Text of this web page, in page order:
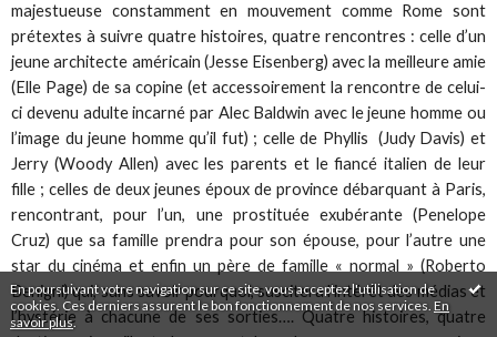
En poursuivant votre navigation sur ce site, vous acceptez l'utilisation de
cookies. Ces derniers assurent le bon fonctionnement de nos services. En
savoir plus.
majestueuse constamment en mouvement comme Rome sont
prétextes à suivre quatre histoires, quatre rencontres : celle d’un
jeune architecte américain (Jesse Eisenberg) avec la meilleure amie
(Elle Page) de sa copine (et accessoirement la rencontre de celui-
ci devenu adulte incarné par Alec Baldwin avec le jeune homme ou
l’image du jeune homme qu’il fut) ; celle de Phyllis (Judy Davis) et
Jerry (Woody Allen) avec les parents et le fiancé italien de leur
fille ; celles de deux jeunes époux de province débarquant à Paris,
rencontrant, pour l’un, une prostituée exubérante (Penelope
Cruz) que sa famille prendra pour son épouse, pour l’autre une
star du cinéma et enfin un père de famille « normal » (Roberto
Benigni) qui, sans savoir pourquoi, suscitera l’intérêt des médias et
l’hystérie à chacune de ses sorties…. Quatre histoires, quatre